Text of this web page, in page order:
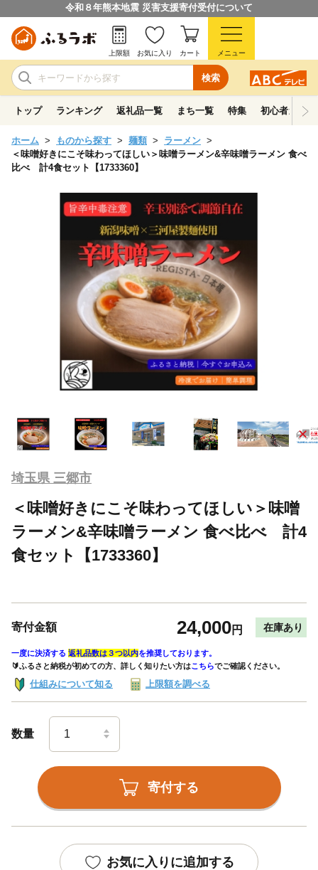
令和８年熊本地震 災害支援寄付受付について
検索
上限額 お気に入り カート メニュー
トップ ランキング 返礼品一覧 まち一覧 特集 初心者ガイド
ホーム ものから探す 麺類
ラーメン
＜味噌好きにこそ味わってほしい＞味噌ラーメン&辛味噌ラーメン 食べ
比べ 計4食セット【1733360】
埼玉県 三郷市
＜味噌好きにこそ味わってほしい＞味噌
ラーメン&辛味噌ラーメン 食べ比べ 計4
食セット【1733360】
寄付金額 24,000円 在庫あり
一度に決済する 返礼品数は３つ以内を推奨しております。
🔰ふるさと納税が初めての方、詳しく知りたい方はこちらでご確認ください。
仕組みについて知る 上限額を調べる
数量
寄付する
お気に入りに追加する